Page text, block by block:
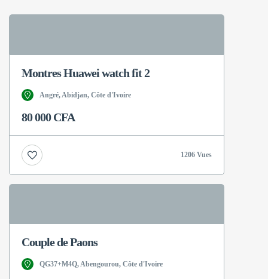
Montres Huawei watch fit 2
Angré, Abidjan, Côte d'Ivoire
80 000 CFA
1206 Vues
Couple de Paons
QG37+M4Q, Abengourou, Côte d'Ivoire